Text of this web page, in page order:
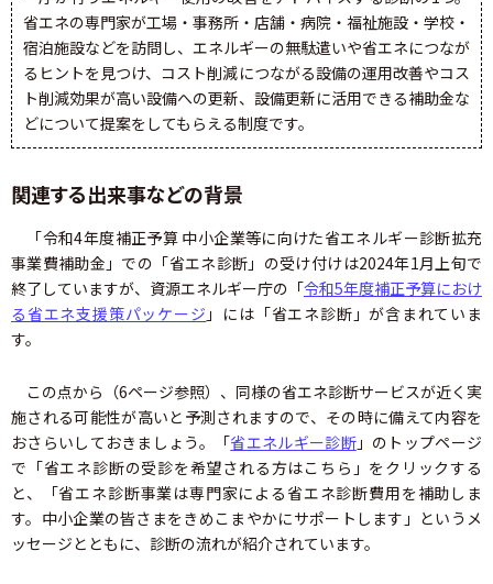
省エネの専門家が工場・事務所・店舗・病院・福祉施設・学校・
宿泊施設などを訪問し、エネルギーの無駄遣いや省エネにつなが
るヒントを見つけ、コスト削減につながる設備の運用改善やコス
ト削減効果が高い設備への更新、設備更新に活用できる補助金な
どについて提案をしてもらえる制度です。
関連する出来事などの背景
「令和4年度補正予算 中小企業等に向けた省エネルギー診断拡充
事業費補助金」での「省エネ診断」の受け付けは2024年1月上旬で
終了していますが、資源エネルギー庁の「令和5年度補正予算におけ
る省エネ支援策パッケージ 」には「省エネ診断」が含まれていま
す。
この点から（6ページ参照）、同様の省エネ診断サービスが近く実
施される可能性が高いと予測されますので、その時に備えて内容を
おさらいしておきましょう。「省エネルギー診断」のトップページ
で「省エネ診断の受診を希望される方はこちら」をクリックする
と、「省エネ診断事業は専門家による省エネ診断費用を補助しま
す。中小企業の皆さまをきめこまやかにサポートします」というメ
ッセージとともに、診断の流れが紹介されています。